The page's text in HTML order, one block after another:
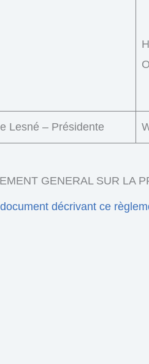
Lesné – Présidente
GENERAL SUR LA
décrivant ce